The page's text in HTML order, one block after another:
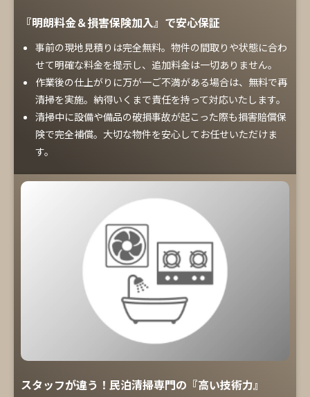
『明朗料金＆損害保険加入』で安心保証
事前の現地見積りは完全無料。物件の間取りや状態に合わ
せて明確な料金を提示し、追加料金は一切ありません。
作業後の仕上がりに万が一ご不満がある場合は、無料で再
清掃を実施。納得いくまで責任を持って対応いたします。
清掃中に設備や備品の破損事故が起こった際も損害賠償保
険で完全補償。大切な物件を安心してお任せいただけま
す。
スタッフが違う！民泊清掃専門の『高い技術力』